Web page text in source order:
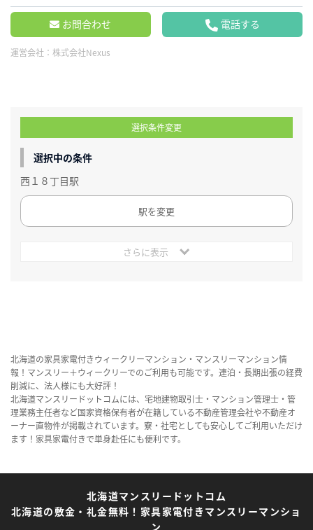
お問合わせ 電話する
運営会社： 株式会社Nexus
選択条件変更
選択中の条件
西１８丁目駅
駅を変更
さらに表示
北海道の家具家電付きウィークリーマンション・マンスリーマンション情
報！マンスリー＋ウィークリーでのご利用も可能です。連泊・長期出張の経費
削減に、法人様にも大好評！
北海道マンスリードットコムには、宅地建物取引士・マンション管理士・管
理業務主任者など国家資格保有者が在籍している不動産管理会社や不動産オ
ーナー直物件が掲載されています。寮・社宅としても安心してご利用いただけ
ます！家具家電付きで単身赴任にも便利です。
北海道マンスリードットコム
北海道の敷金・礼金無料！家具家電付きマンスリーマンショ
ン